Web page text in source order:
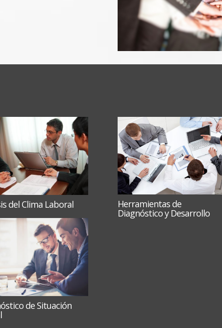
del Clima Laboral Herramientas de
Diagnóstico y Desarrollo
de Situación